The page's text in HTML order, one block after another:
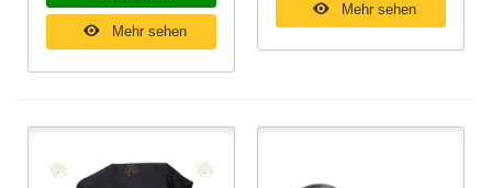
Mehr sehen
Mehr sehen